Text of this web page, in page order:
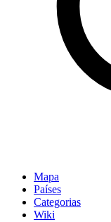
Mapa
Países
Categorias
Wiki